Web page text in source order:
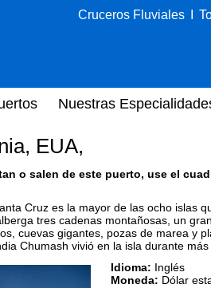
Cruceros Fluviales
Nuestras
EUA,
o salen de este puerto, use el
Cruz es la mayor de las ocho islas
tres cadenas montañosas, un
cuevas gigantes, pozas de marea y
Chumash vivió en la isla durante más
Idioma: Inglés
Moneda: Dólar